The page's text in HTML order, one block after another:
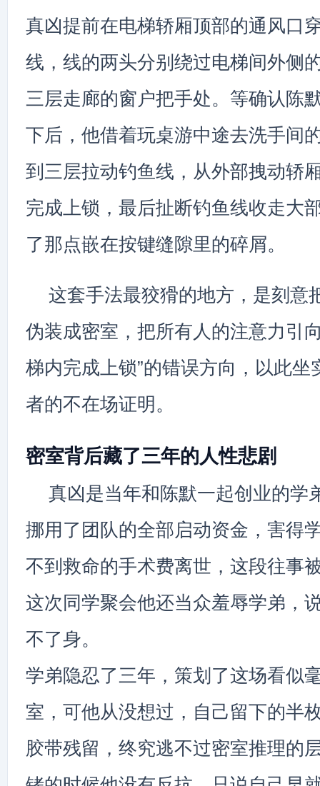
真凶提前在电梯轿厢顶部的通风口
线，线的两头分别绕过电梯间外侧
三层走廊的窗户把手处。等确认陈
下后，他借着玩桌游中途去洗手间
到三层拉动钓鱼线，从外部拽动轿
完成上锁，最后扯断钓鱼线收走大
了那点嵌在按键缝隙里的碎屑。
这套手法最狡猾的地方，是刻意
伪装成密室，把所有人的注意力引
梯内完成上锁”的错误方向，以此坐
者的不在场证明。
密室背后藏了三年的人性悲剧
真凶是当年和陈默一起创业的学
挪用了团队的全部启动资金，害得
不到救命的手术费离世，这段往事
这次同学聚会他还当众羞辱学弟，
不了身。
学弟隐忍了三年，策划了这场看似
室，可他从没想过，自己留下的半
胶带残留，终究逃不过密室推理的